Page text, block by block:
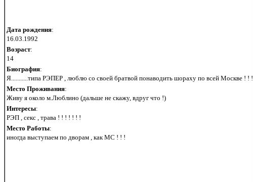
Дата рождения:
16.03.1992
Возраст:
14
Биография:
Я...........типа РЭПЕР , люблю со своей братвой понаводить шораху по всей Москве ! ! !
Место Проживания:
Живу я около м.Люблино (дальше не скажу, вдруг что !)
Интересы:
РЭП , секс , трава ! ! ! ! ! ! !
Место Работы:
иногда выступаем по дворам , как MC ! ! !